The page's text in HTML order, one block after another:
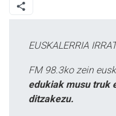
EUSKALERRIA
FM 98.3ko zein
edukiak musu truk
ditzakezu.